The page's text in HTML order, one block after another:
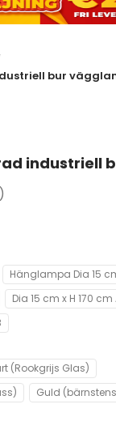
bur
industriell
Hänglampa Dia 15
Dia 15 cm x H 170 cm
(Rookgrijs Glas)
Guld